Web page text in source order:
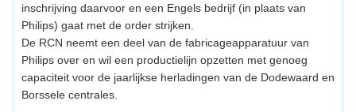
inschrijving daarvoor en een Engels bedrijf (in plaats van
Philips) gaat met de order strijken.
De RCN neemt een deel van de fabricageapparatuur van
Philips over en wil een productielijn opzetten met genoeg
capaciteit voor de jaarlijkse herladingen van de Dodewaard en
Borssele centrales.